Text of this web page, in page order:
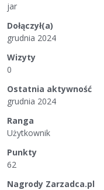
jar
Dołączył(a)
grudnia 2024
Wizyty
0
Ostatnia aktywność
grudnia 2024
Ranga
Użytkownik
Punkty
62
Nagrody Zarzadca.pl